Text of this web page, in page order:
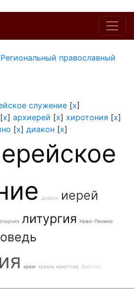
православный
служение [x]
[x] архиерей [x] хиротония [x]
[x] диакон [x]
диакон
иерей
литургия Ново-Ленино
храм храмы иркутска Христос